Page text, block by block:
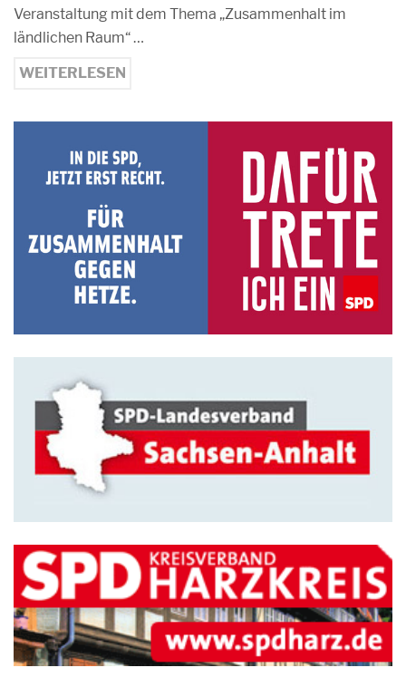
Veranstaltung mit dem Thema „Zusammenhalt im
ländlichen Raum“ …
WEITERLESEN